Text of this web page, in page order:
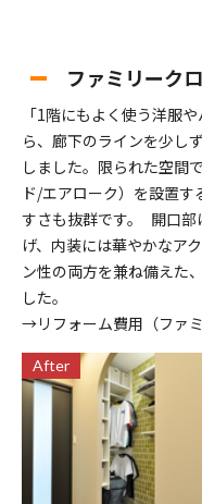
ファミリーク
「1階にもよく使う洋服
ら、廊下のラインを少し
しました。限られた空間
ド/エアローク）を設置
すさも抜群です。 開口部
げ、内装には華やかなア
ン性の両方を兼ね備えた
した。
→リフォーム費用（ファ
After